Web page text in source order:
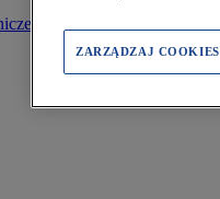
ZARZĄDZAJ COOKIES